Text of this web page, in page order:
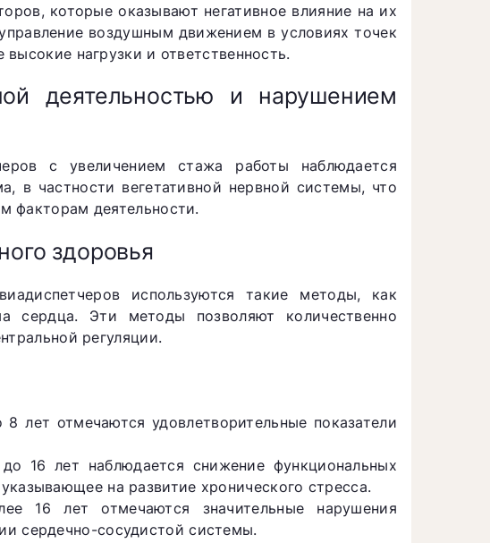
которые оказывают негативное влияние на их
воздушным движением в условиях точек
нагрузки и ответственность.
деятельностью и нарушением
с увеличением стажа работы наблюдается
в частности вегетативной нервной системы, что
факторам деятельности.
здоровья
используются такие методы, как
сердца. Эти методы позволяют количественно
регуляции.
лет отмечаются удовлетворительные показатели
16 лет наблюдается снижение функциональных
на развитие хронического стресса.
16 лет отмечаются значительные нарушения
сердечно-сосудистой системы.